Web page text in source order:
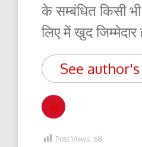
के सम्बंधित किसी
लिए में खुद जिम्मेदार
See
Post Views: 68